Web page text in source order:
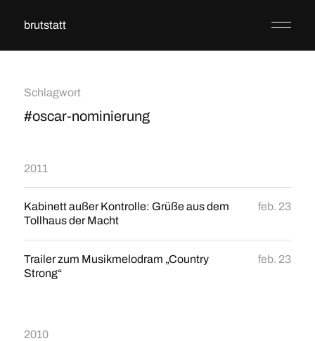
brutstatt
Schlagwort
#oscar-nominierung
2011
Kabinett außer Kontrolle: Grüße aus dem
Tollhaus der Macht
feb. 23
Trailer zum Musikmelodram „Country
Strong“
feb. 23
2010